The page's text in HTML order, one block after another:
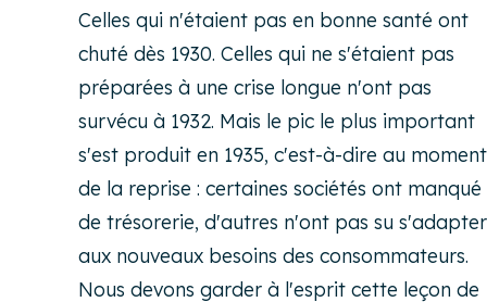
Celles qui n'étaient pas en bonne santé ont
chuté dès 1930. Celles qui ne s'étaient pas
préparées à une crise longue n'ont pas
survécu à 1932. Mais le pic le plus important
s'est produit en 1935, c'est-à-dire au moment
de la reprise : certaines sociétés ont manqué
de trésorerie, d'autres n'ont pas su s'adapter
aux nouveaux besoins des consommateurs.
Nous devons garder à l'esprit cette leçon de